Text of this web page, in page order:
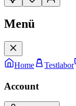
Menü
Home Testlabor
Account